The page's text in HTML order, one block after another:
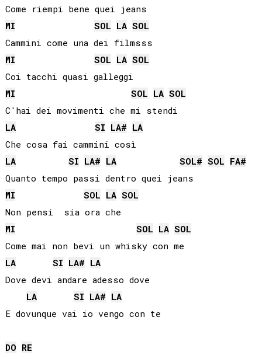
MI
SOL LA SOL
MI
SOL LA SOL
MI
SOL LA SOL
LA
SI LA# LA
LA
SI LA# LA SOL# SOL FA#
MI
SOL LA SOL
MI
SOL LA SOL
LA
SI LA# LA
Dove devi andare adesso dove
LA
SI LA# LA
DO RE